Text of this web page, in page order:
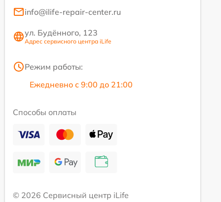
info@ilife-repair-center.ru
ул. Будённого, 123
Адрес сервисного центра iLife
Режим работы:
Ежедневно с 9:00 до 21:00
Способы оплаты
© 2026 Сервисный центр iLife